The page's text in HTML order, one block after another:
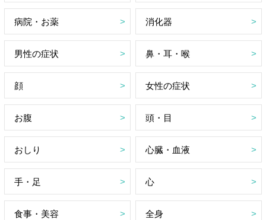
病院・お薬 消化器
男性の症状 鼻・耳・喉
顔 女性の症状
お腹 頭・目
おしり 心臓・血液
手・足 心
食事・美容 全身